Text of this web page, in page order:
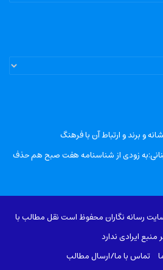
و برند و ارتباط آن با فرهنگ
زودی از شناسنامه هفت صبح هم حذف
رسانه نگاران محفوظ است نقل مطالب با
منبع ایرادی ندارد
تماس با ما/ارسال مطالب